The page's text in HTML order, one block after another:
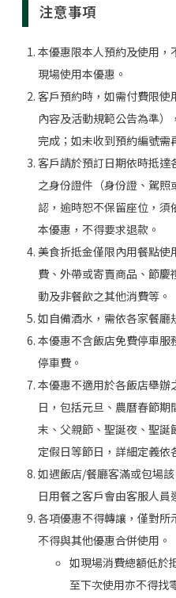
注意事項
本優惠限本人預約及使用
現場使用本優惠。
客戶預約時，如需付費限使
內容及活動規範公告為準
完成；如未收到預約編號需
客戶請於預訂日期依時抵
之身份證件（身份證、駕
認，逾時恕不保留座位，
本優惠，不得要求退款。
美食折抵金僅限內用餐點使
費、外帶或寄賣商品、節
動及非餐飲之其他消費等。
如自備酒水，需依各家餐廳
本優惠不含飯店免費停車
停車費。
本優惠不適用於各飯店舉
日，包括元旦、農曆春節
末、父親節、聖誕夜、聖誕
定假日等節日，詳細定義依
如遇飯店/餐廳客滿或包場
日用餐之客戶會由客服人員
各項優惠不得轉讓，僅對所
不得與其他優惠合併使用。
如現場消費總額低於
至下次使用亦不得找